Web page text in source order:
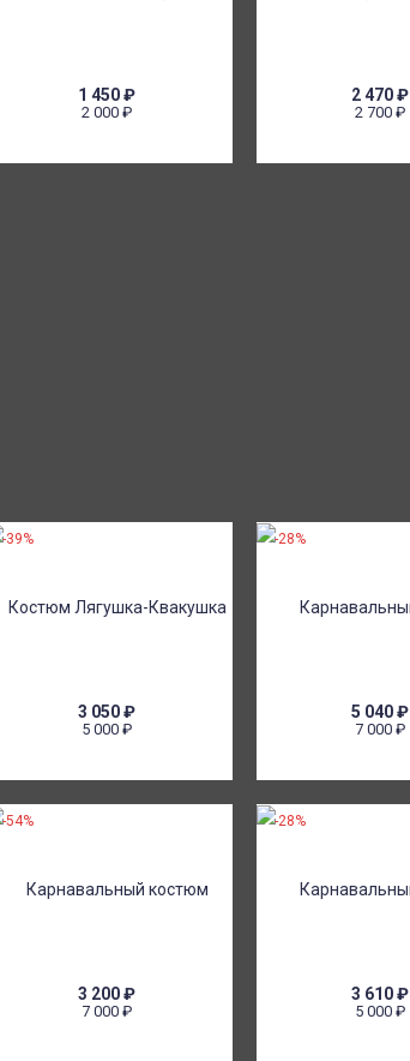
1 450₽
2 000₽
2 470₽
2 700 ₽
3 050₽
5 000₽
-39%
5 040₽
7 000 ₽
-28%
3 200₽
7 000₽
-54%
3 610₽
5 000 ₽
-28%